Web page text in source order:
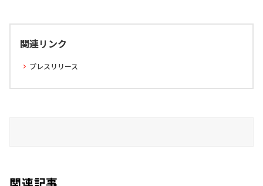
関連リンク
プレスリリース